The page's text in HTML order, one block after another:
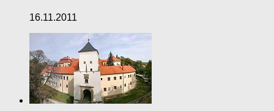
16.11.2011